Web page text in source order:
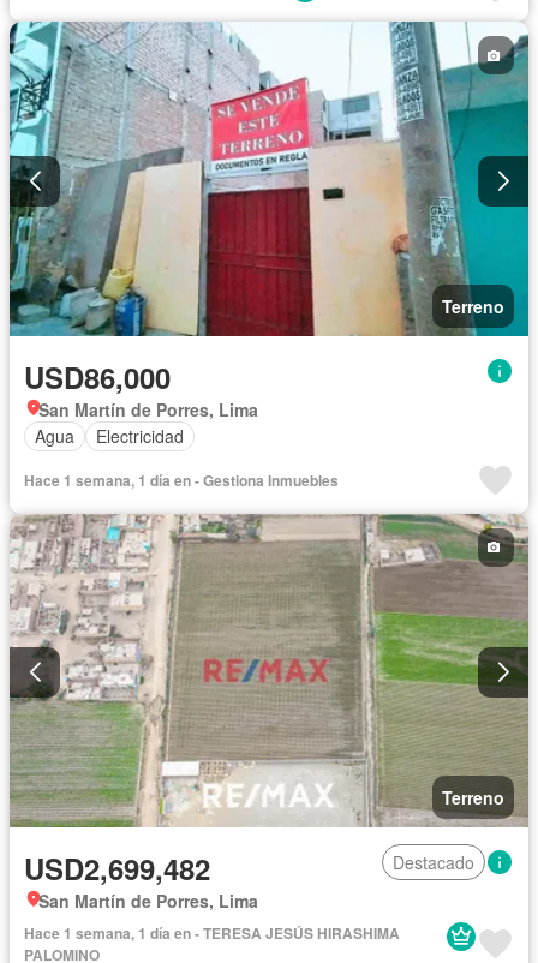
Terreno
USD86,000
San Martín de Porres, Lima
Agua
Electricidad
Hace 1 semana, 1 día en - Gestiona Inmuebles
Terreno
USD2,699,482
Destacado
San Martín de Porres, Lima
Hace 1 semana, 1 día en - TERESA JESÚS HIRASHIMA
PALOMINO